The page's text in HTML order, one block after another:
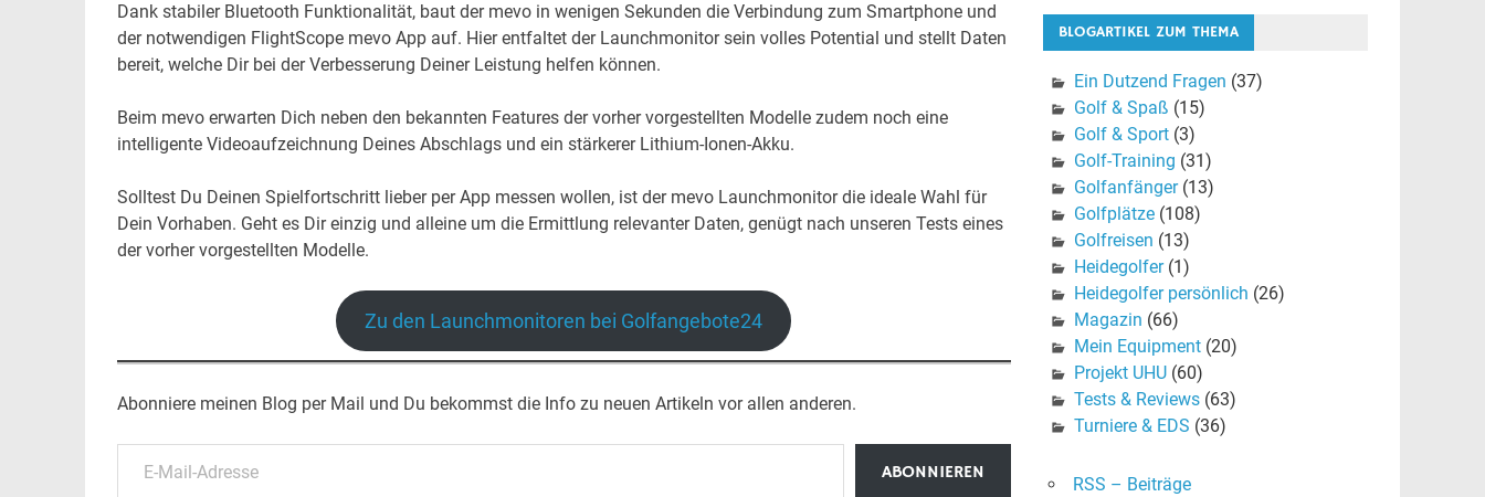
Dank stabiler Bluetooth Funktionalität, baut der mevo in wenigen Sekunden die Verbindung zum Smartphone und
der notwendigen FlightScope mevo App auf. Hier entfaltet der Launchmonitor sein volles Potential und stellt Daten
bereit, welche Dir bei der Verbesserung Deiner Leistung helfen können.
Beim mevo erwarten Dich neben den bekannten Features der vorher vorgestellten Modelle zudem noch eine
intelligente Videoaufzeichnung Deines Abschlags und ein stärkerer Lithium-Ionen-Akku.
Solltest Du Deinen Spielfortschritt lieber per App messen wollen, ist der mevo Launchmonitor die ideale Wahl für
Dein Vorhaben. Geht es Dir einzig und alleine um die Ermittlung relevanter Daten, genügt nach unseren Tests eines
der vorher vorgestellten Modelle.
Zu den Launchmonitoren bei Golfangebote24
Abonniere meinen Blog per Mail und Du bekommst die Info zu neuen Artikeln vor allen anderen.
E-Mail-Adresse
ABONNIEREN
BLOGARTIKEL ZUM THEMA
Ein Dutzend Fragen (37)
Golf & Spaß (15)
Golf & Sport(3)
Golf-Training (31)
Golfanfänger(13)
Golfplätze(108)
Golfreisen (13)
Heidegolfer(1)
Heidegolfer persönlich (26)
Magazin (66)
Mein Equipment(20)
Projekt UHU(60)
Tests & Reviews(63)
Turniere & EDS (36)
RSS – Beiträge